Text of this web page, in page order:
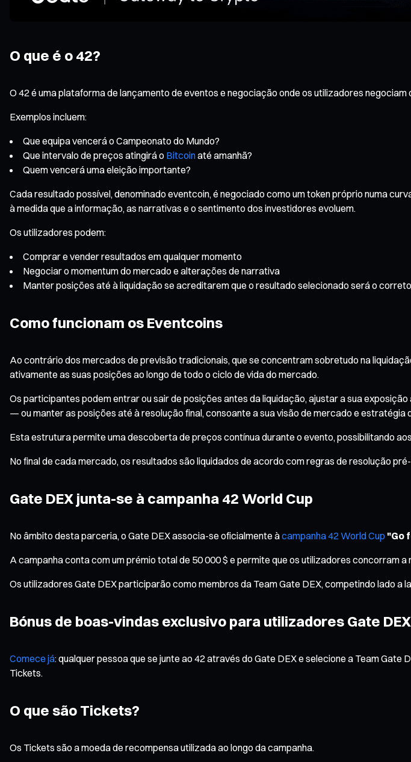
O que é o 42?
O 42 é uma plataforma de lançamento de eventos e negociação onde os utilizadores
Exemplos incluem:
Que equipa vencerá o Campeonato do Mundo?
Que intervalo de preços atingirá o Bitcoinaté amanhã?
Quem vencerá uma eleição importante?
Cada resultado possível, denominado eventcoin, é negociado como um token próprio numa
à medida que a informação, as narrativas e o sentimento dos investidores evoluem.
Os utilizadores podem:
Comprar e vender resultados em qualquer momento
Negociar o momentum do mercado e alterações de narrativa
Manter posições até à liquidação se acreditarem que o resultado selecionado será o correto
Como funcionam os Eventcoins
Ao contrário dos mercados de previsão tradicionais, que se concentram sobretudo na
ativamente as suas posições ao longo de todo o ciclo de vida do mercado.
Os participantes podem entrar ou sair de posições antes da liquidação, ajustar a sua
— ou manter as posições até à resolução final, consoante a sua visão de mercado e estratégia
Esta estrutura permite uma descoberta de preços contínua durante o evento, possibilitando
No final de cada mercado, os resultados são liquidados de acordo com regras de resolução
Gate DEX junta-se à campanha 42 World Cup
No âmbito desta parceria, o Gate DEX associa-se oficialmente àcampanha 42 World Cup "Go
A campanha conta com um prémio total de 50 000 $ e permite que os utilizadores concorram
Os utilizadores Gate DEX participarão como membros da Team Gate DEX, competindo lado
Bónus de boas-vindas exclusivo para utilizadores Gate DEX
Comece já: qualquer pessoa que se junte ao 42 através do Gate DEX e selecione a Team
Tickets.
O que são Tickets?
Os Tickets são a moeda de recompensa utilizada ao longo da campanha.